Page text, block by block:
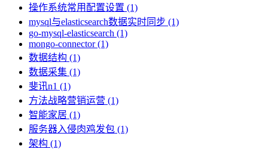
操作系统常用配置设置 (1)
mysql与elasticsearch数据实时同步 (1)
go-mysql-elasticsearch (1)
mongo-connector (1)
数据结构 (1)
数据采集 (1)
斐讯n1 (1)
方法战略营销运营 (1)
智能家居 (1)
服务器入侵肉鸡发包 (1)
架构 (1)